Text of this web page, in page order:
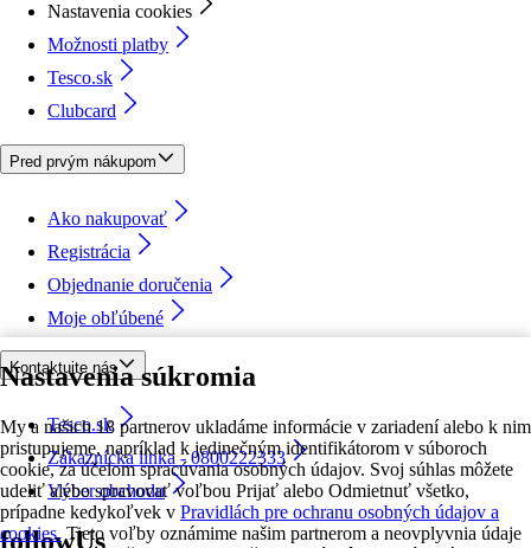
Nastavenia súkromia
My a našich 18 partnerov ukladáme informácie v zariadení alebo k nim
pristupujeme, napríklad k jedinečným identifikátorom v súboroch
cookie, za účelom spracúvania osobných údajov. Svoj súhlas môžete
udeliť alebo spravovať voľbou Prijať alebo Odmietnuť všetko,
prípadne kedykoľvek v Pravidlách pre ochranu osobných údajov a
cookies. Tieto voľby oznámime našim partnerom a neovplyvnia údaje
Nastavenia cookies
Možnosti platby
Tesco.sk
Clubcard
Pred prvým nákupom
Ako nakupovať
Registrácia
Objednanie doručenia
Moje obľúbené
Kontaktujte nás
Tesco.sk
Zákaznícka linka - 0800222333
Výber obchodu
followUs